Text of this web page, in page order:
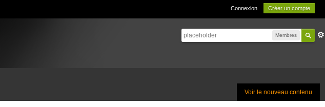
Connexion Créer un compte
Membres
Voir le nouveau contenu